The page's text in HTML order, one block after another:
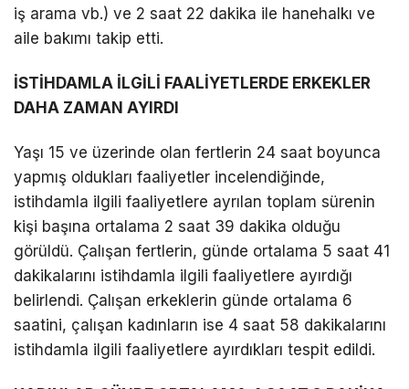
iş arama vb.) ve 2 saat 22 dakika ile hanehalkı ve
aile bakımı takip etti.
İSTİHDAMLA İLGİLİ FAALİYETLERDE ERKEKLER
DAHA ZAMAN AYIRDI
Yaşı 15 ve üzerinde olan fertlerin 24 saat boyunca
yapmış oldukları faaliyetler incelendiğinde,
istihdamla ilgili faaliyetlere ayrılan toplam sürenin
kişi başına ortalama 2 saat 39 dakika olduğu
görüldü. Çalışan fertlerin, günde ortalama 5 saat 41
dakikalarını istihdamla ilgili faaliyetlere ayırdığı
belirlendi. Çalışan erkeklerin günde ortalama 6
saatini, çalışan kadınların ise 4 saat 58 dakikalarını
istihdamla ilgili faaliyetlere ayırdıkları tespit edildi.